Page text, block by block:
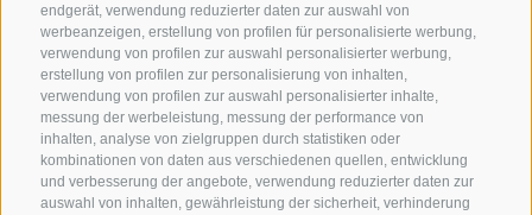
endgerät, verwendung reduzierter daten zur auswahl von
werbeanzeigen, erstellung von profilen für personalisierte werbung,
verwendung von profilen zur auswahl personalisierter werbung,
erstellung von profilen zur personalisierung von inhalten,
verwendung von profilen zur auswahl personalisierter inhalte,
messung der werbeleistung, messung der performance von
inhalten, analyse von zielgruppen durch statistiken oder
kombinationen von daten aus verschiedenen quellen, entwicklung
und verbesserung der angebote, verwendung reduzierter daten zur
auswahl von inhalten, gewährleistung der sicherheit, verhinderung